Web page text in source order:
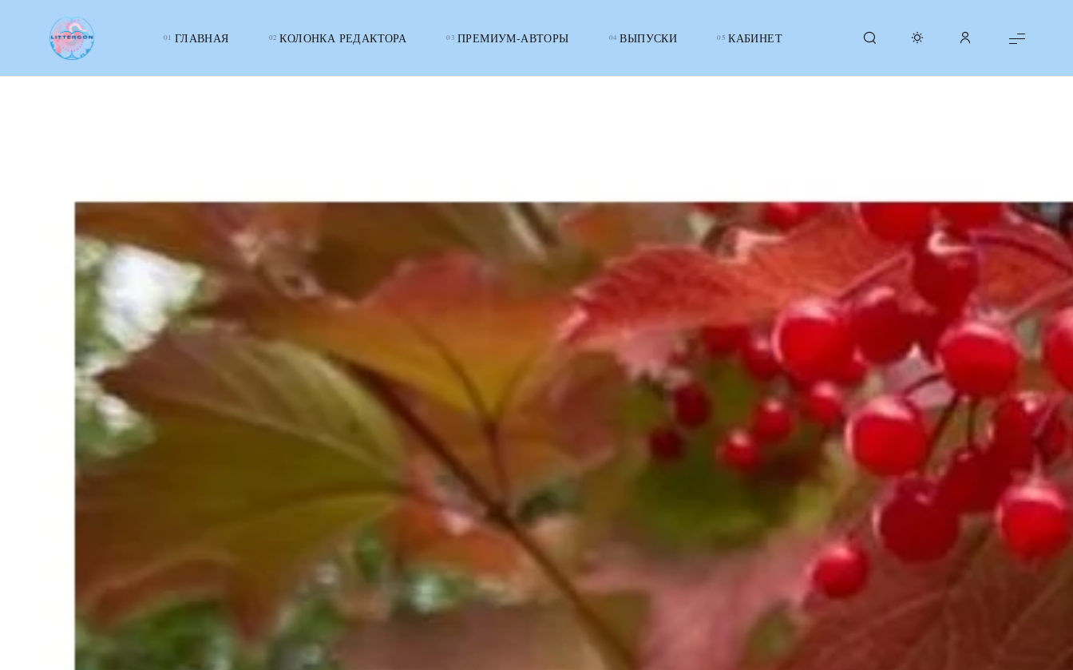
LITTERcon
ГЛАВНАЯ КОЛОНКА РЕДАКТОРА ПРЕМИУМ-АВТОРЫ ВЫПУСКИ КАБИНЕТ